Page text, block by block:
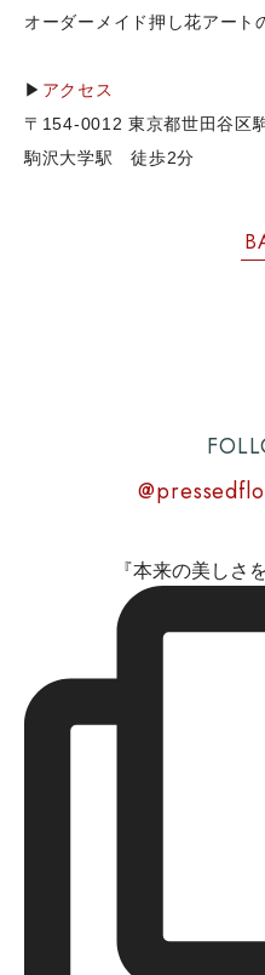
オーダーメイド押し花アート
▶ アクセス
〒154-0012 東京都世田谷区
駒沢大学駅 徒歩2分
『本来の美し